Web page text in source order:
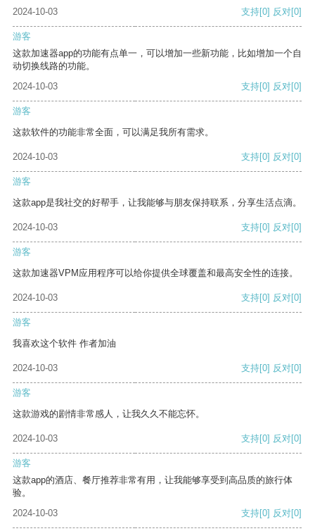
2024-10-03
支持[0] 反对[0]
游客
这款加速器app的功能有点单一，可以增加一些新功能，比如增加一个自
动切换线路的功能。
2024-10-03
支持[0] 反对[0]
游客
这款软件的功能非常全面，可以满足我所有需求。
2024-10-03 支持[0] 反对[0]
游客
这款app是我社交的好帮手，让我能够与朋友保持联系，分享生活点滴。
2024-10-03 支持[0] 反对[0]
游客
这款加速器VPM应用程序可以给你提供全球覆盖和最高安全性的连接。
2024-10-03 支持[0] 反对[0]
游客
我喜欢这个软件 作者加油
2024-10-03 支持[0] 反对[0]
游客
这款游戏的剧情非常感人，让我久久不能忘怀。
2024-10-03 支持[0] 反对[0]
游客
这款app的酒店、餐厅推荐非常有用，让我能够享受到高品质的旅行体
验。
2024-10-03
支持[0] 反对[0]